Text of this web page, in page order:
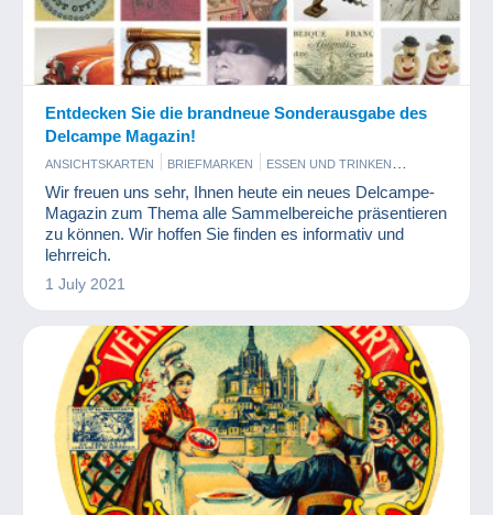
Entdecken Sie die brandneue Sonderausgabe des
Delcampe Magazin!
ANSICHTSKARTEN BRIEFMARKEN
ESSEN UND TRINKEN
MÜNZEN UND BANKNOTEN
PARFUM
Wir freuen uns sehr, Ihnen heute ein neues Delcampe-
Magazin zum Thema alle Sammelbereiche präsentieren
zu können. Wir hoffen Sie finden es informativ und
lehrreich.
1 July 2021